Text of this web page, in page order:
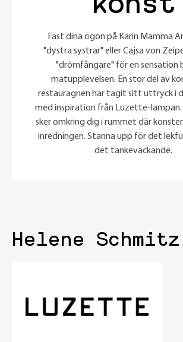
Fäst dina ögon på Karin Mamma
"dystra systrar" eller Cajsa von
"drömfångare" för en sensation
matupplevelsen. En stor del av
restauragnen har tagit sitt uttryck i
med inspiration från Luzette-lampan.
sker omkring dig i rummet där
inredningen. Stanna upp för det
det tankeväckande.
Helene Schmitz